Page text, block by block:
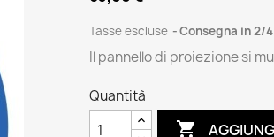
Tasse escluse Consegna in 2/
Il pannello di proiezione si
Quantità
